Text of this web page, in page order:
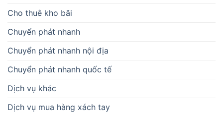
Cho thuê kho bãi
Chuyển phát nhanh
Chuyển phát nhanh nội địa
Chuyển phát nhanh quốc tế
Dịch vụ khác
Dịch vụ mua hàng xách tay